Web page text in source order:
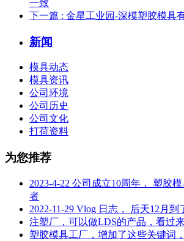
一致
下一篇 : 金星工业园-深模塑胶模具
新闻
模具动态
模具资讯
公司环境
公司历史
公司文化
打荷资料
为您推荐
2023-4-22 公司成立10周年， 塑胶
者
2022-11-29 Vlog 日志， 后天12月到
注塑厂，可以做LDS的产品，看过
塑胶模具工厂，增加了这些关键词